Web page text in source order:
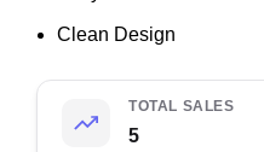
Clean Design
TOTAL SALES
5